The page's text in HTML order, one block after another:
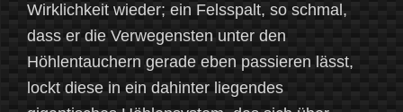
Wirklichkeit wieder; ein Felsspalt, so schmal,
dass er die Verwegensten unter den
Höhlentauchern gerade eben passieren lässt,
lockt diese in ein dahinter liegendes